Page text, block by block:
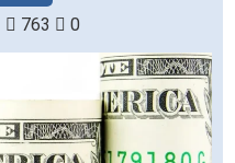
763 0